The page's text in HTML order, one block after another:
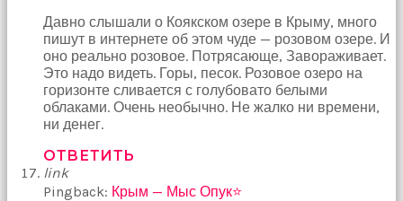
Давно слышали о Коякском озере в Крыму, много
пишут в интернете об этом чуде — розовом озере. И
оно реально розовое. Потрясающе, Завораживает.
Это надо видеть. Горы, песок. Розовое озеро на
горизонте сливается с голубовато белыми
облаками. Очень необычно. Не жалко ни времени,
ни денег.
ОТВЕТИТЬ
link
Pingback: Крым — Мыс Опук⭐